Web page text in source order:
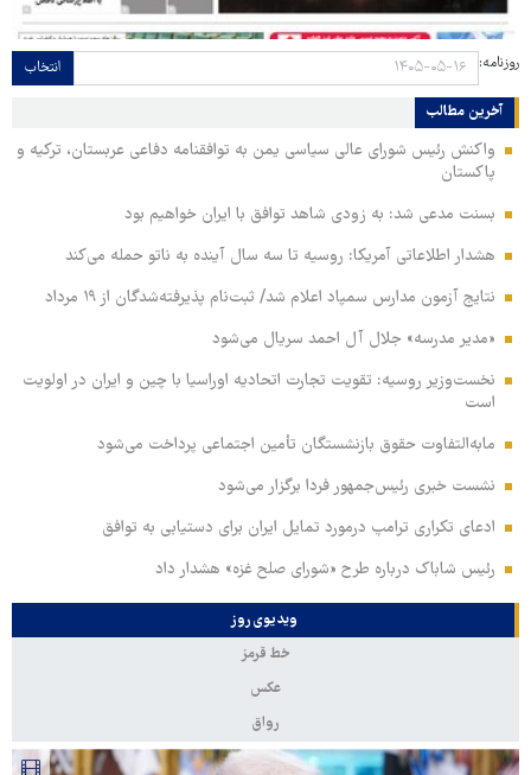
روزنامه: انتخاب
آخرین مطالب
واکنش رئیس شورای عالی سیاسی یمن به توافقنامه دفاعی عربستان، ترکیه و
پاکستان
بسنت مدعی شد: به زودی شاهد توافق با ایران خواهیم بود
هشدار اطلاعاتی آمریکا: روسیه تا سه سال آینده به ناتو حمله می‌کند
نتایج آزمون مدارس سمپاد اعلام شد/ ثبت‌نام پذیرفته‌شدگان از ۱۹ مرداد
«مدیر مدرسه» جلال آل احمد سریال می‌شود
نخست‌وزیر روسیه:‌ تقویت تجارت اتحادیه اوراسیا با چین و ایران در اولویت
است
مابه‌التفاوت حقوق بازنشستگان تأمین اجتماعی پرداخت می‌شود
نشست خبری رئیس‌جمهور فردا برگزار می‌شود
ادعای تکراری ترامپ درمورد تمایل ایران برای دستیابی به توافق
رئیس شاباک درباره طرح «شورای صلح غزه» هشدار داد
ویدیوی روز
خط قرمز
عکس
رواق